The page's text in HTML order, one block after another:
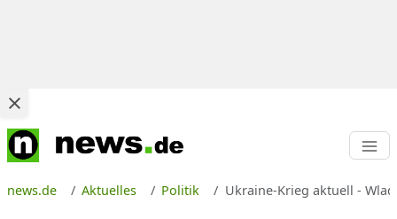
news.de Aktuelles Politik Ukraine-Krieg aktuell -